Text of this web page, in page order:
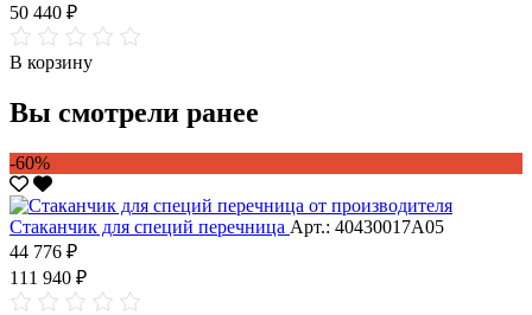
50 440 ₽
В корзину
Вы смотрели ранее
-60%
Стаканчик для специй перечница Арт.: 40430017А05
44 776 ₽
111 940 ₽